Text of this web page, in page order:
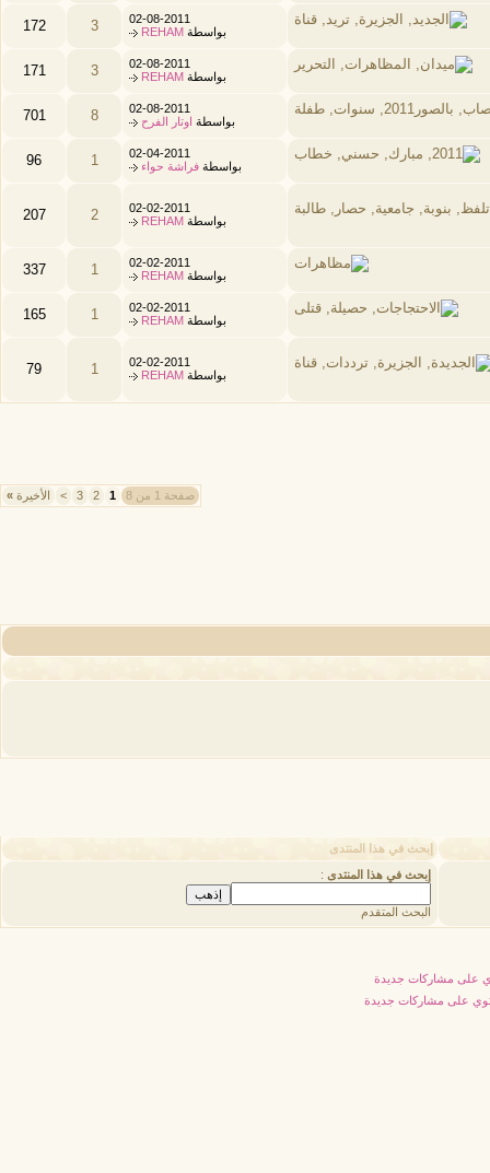
02-08-2011
بواسطة REHAM
3
172
02-08-2011
بواسطة REHAM
3
171
02-08-2011
بواسطة اوتار الفرح 8
701
02-04-2011
بواسطة فراشة حواء 1
96
02-02-2011
بواسطة REHAM
2
207
02-02-2011
بواسطة REHAM
1
337
02-02-2011
بواسطة REHAM
1
165
02-02-2011
بواسطة REHAM
1
79
صفحة 1 من 8 1
2
3
> الأخيرة »
إبحث في هذا المنتدى
إبحث في هذا المنتدى :
البحث المتقدم
على مشاركات جديدة
على مشاركات جديدة